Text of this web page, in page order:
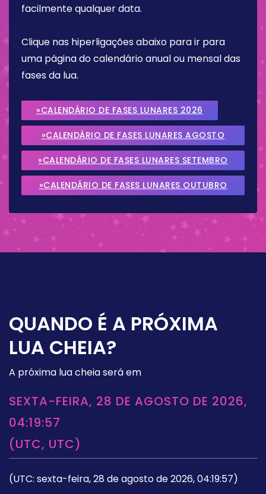
facilmente qualquer data.
Clique nas hiperligações abaixo para ir para
uma página do calendário anual ou mensal das
fases da lua.
»CALENDÁRIO DE FASES LUNARES 2026
»CALENDÁRIO DE FASES LUNARES AGOSTO
2026
»CALENDÁRIO DE FASES LUNARES SETEMBRO
2026
»CALENDÁRIO DE FASES LUNARES OUTUBRO
QUANDO É A PRÓXIMA
LUA CHEIA?
A próxima lua cheia será em
SEXTA-FEIRA, 28 DE AGOSTO DE 2026,
04:19:57
(UTC, UTC)
(UTC: sexta-feira, 28 de agosto de 2026, 04:19:57)